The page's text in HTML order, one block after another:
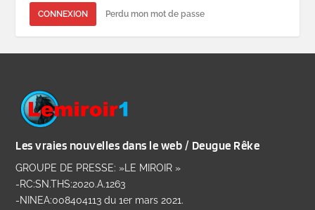
CONNEXION Perdu mon mot de passe
Les vraies nouvelles dans le web / Deugue Rêke
GROUPE DE PRESSE: »LE MIROIR »
-RC:SN.THS:2020.A.1263
-NINEA:008404113 du 1er mars 2021.